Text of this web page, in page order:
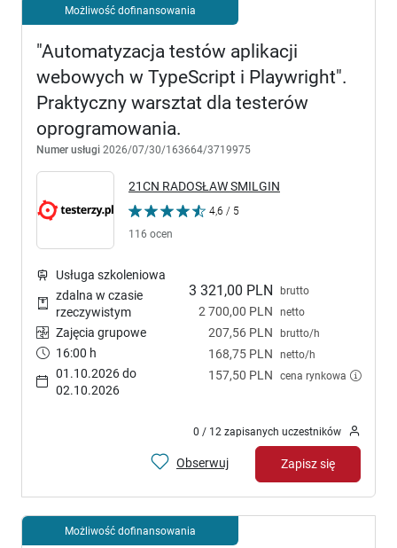
Możliwość dofinansowania
"Automatyzacja testów aplikacji
webowych w TypeScript i Playwright".
Praktyczny warsztat dla testerów
oprogramowania.
Numer usługi 2026/07/30/163664/3719975
21CN RADOSŁAW SMILGIN
4,6 / 5
116 ocen
3 321,00 PLN brutto
2 700,00 PLN netto
207,56 PLN brutto/h
168,75 PLN netto/h
157,50 PLN cena rynkowa
Usługa szkoleniowa
zdalna w czasie
rzeczywistym
Zajęcia grupowe
16:00 h
01.10.2026 do
02.10.2026
0 / 12 zapisanych uczestników
Obserwuj Zapisz się
Możliwość dofinansowania